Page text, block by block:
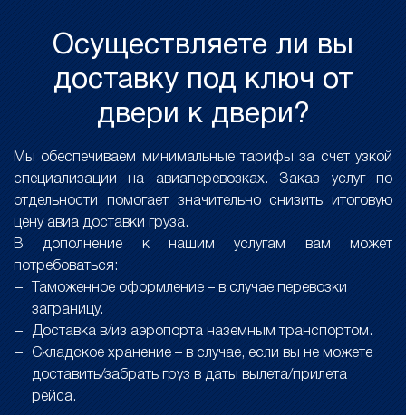
Осуществляете ли вы
доставку под ключ от
двери к двери?
Мы обеспечиваем минимальные тарифы за счет узкой
специализации на авиаперевозках. Заказ услуг по
отдельности помогает значительно снизить итоговую
цену авиа доставки груза.
В дополнение к нашим услугам вам может
потребоваться:
Таможенное оформление – в случае перевозки
заграницу.
Доставка в/из аэропорта наземным транспортом.
Складское хранение – в случае, если вы не можете
доставить/забрать груз в даты вылета/прилета
рейса.